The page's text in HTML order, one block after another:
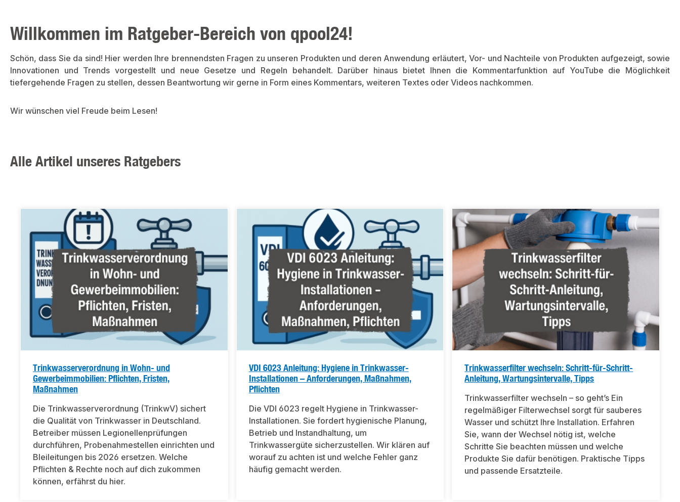
Willkommen im Ratgeber-Bereich von qpool24!
Schön, dass Sie da sind! Hier werden Ihre brennendsten Fragen zu unseren Produkten und deren Anwendung erläutert, Vor- und Nachteile von Produkten aufgezeigt, sowie
Innovationen und Trends vorgestellt und neue Gesetze und Regeln behandelt. Darüber hinaus bietet Ihnen die Kommentarfunktion auf YouTube die Möglichkeit
tiefergehende Fragen zu stellen, dessen Beantwortung wir gerne in Form eines Kommentars, weiteren Textes oder Videos nachkommen.
Wir wünschen viel Freude beim Lesen!
Alle Artikel unseres Ratgebers
Trinkwasserverordnung in Wohn- und
Gewerbeimmobilien: Pflichten, Fristen,
Maßnahmen
Die Trinkwasserverordnung (TrinkwV) sichert
die Qualität von Trinkwasser in Deutschland.
Betreiber müssen Legionellenprüfungen
durchführen, Probenahmestellen einrichten und
Bleileitungen bis 2026 ersetzen. Welche
Pflichten & Rechte noch auf dich zukommen
können, erfährst du hier.
VDI 6023 Anleitung: Hygiene in Trinkwasser-
Installationen – Anforderungen, Maßnahmen,
Pflichten
Die VDI 6023 regelt Hygiene in Trinkwasser-
Installationen. Sie fordert hygienische Planung,
Betrieb und Instandhaltung, um
Trinkwassergüte sicherzustellen. Wir klären auf
worauf zu achten ist und welche Fehler ganz
häufig gemacht werden.
Trinkwasserfilter wechseln: Schritt-für-Schritt-
Anleitung, Wartungsintervalle, Tipps
Trinkwasserfilter wechseln – so geht’s Ein
regelmäßiger Filterwechsel sorgt für sauberes
Wasser und schützt Ihre Installation. Erfahren
Sie, wann der Wechsel nötig ist, welche
Schritte Sie beachten müssen und welche
Produkte Sie dafür benötigen. Praktische Tipps
und passende Ersatzteile.